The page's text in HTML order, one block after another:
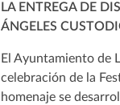
LA ENTREGA DE
ÁNGELES
El Ayuntamiento de
celebración de la
homenaje se